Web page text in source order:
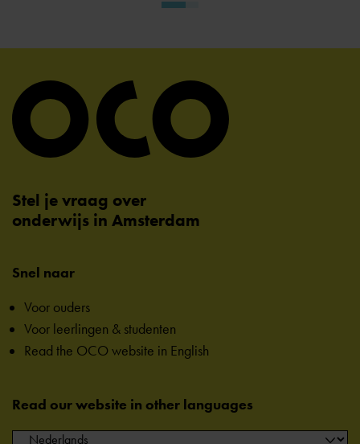
Stel je vraag over
onderwijs in Amsterdam
Snel naar
Voor ouders
Voor leerlingen & studenten
Read the OCO website in English
Read our website in other languages